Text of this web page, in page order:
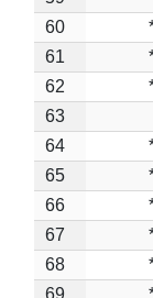
60
61
62
63
64
65
66
67
68
69